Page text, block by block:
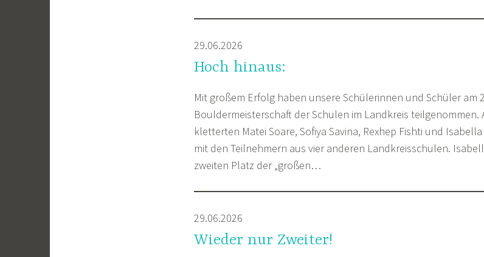
29.06.2026
Hoch hinaus:
Mit großem Erfolg haben unsere Schülerinnen und Schüler am
Bouldermeisterschaft der Schulen im Landkreis teilgenommen.
kletterten Matei Soare, Sofiya Savina, Rexhep Fishti und
mit den Teilnehmern aus vier anderen Landkreisschulen.
zweiten Platz der „großen…
29.06.2026
Wieder nur Zweiter!